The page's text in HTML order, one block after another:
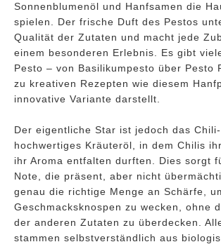
Sonnenblumenöl und Hanfsamen die
spielen. Der frische Duft des Pestos
Qualität der Zutaten und macht jede
einem besonderen Erlebnis. Es gibt
Pesto – von Basilikumpesto über Pesto
zu kreativen Rezepten wie diesem
innovative Variante darstellt.
Der eigentliche Star ist jedoch das
hochwertiges Kräuteröl, in dem Chilis
ihr Aroma entfalten durften. Dies sorgt
Note, die präsent, aber nicht
genau die richtige Menge an Schärfe,
Geschmacksknospen zu wecken, ohne
der anderen Zutaten zu überdecken.
stammen selbstverständlich aus